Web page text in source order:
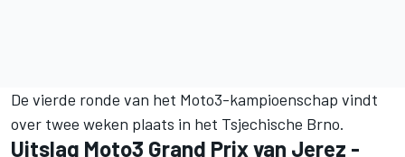
De vierde ronde van het Moto3-kampioenschap vindt
over twee weken plaats in het Tsjechische Brno.
Uitslag Moto3 Grand Prix van Jerez -